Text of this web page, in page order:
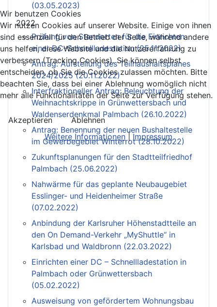
(03.05.2023)
2022
Prüfung von Standorten für die Einrichten
einer DC–Schnellladestation (25.11.2022)
Antrag: Aufstellung des Teilhaushaltsplanes
2024/2025 (20.11.2022)
Interfraktioneller Antrag: Beleuchtung der
Weihnachtskrippe in Grünwettersbach und
Waldenserdenkmal Palmbach (26.10.2022)
Antrag: Benennung der neuen Bushaltestelle
im Gewerbegebiet Winterrot (28.10.2022)
Zukunftsplanungen für den Stadtteilfriedhof
Palmbach (25.06.2022)
Nahwärme für das geplante Neubaugebiet
Esslinger- und Heidenheimer Straße
(07.02.2022)
Anbindung der Karlsruher Höhenstadtteile an
den On Demand-Verkehr „MyShuttle“ in
Karlsbad und Waldbronn (22.03.2022)
Einrichten einer DC – Schnellladestation in
Palmbach oder Grünwettersbach
(05.02.2022)
Ausweisung von gefördertem Wohnungsbau
Wir benutzen Cookies
Wir nutzen Cookies auf unserer Website. Einige von ihnen
sind essenziell für den Betrieb der Seite, während andere
uns helfen, diese Website und die Nutzererfahrung zu
verbessern (Tracking Cookies). Sie können selbst
entscheiden, ob Sie die Cookies zulassen möchten. Bitte
beachten Sie, dass bei einer Ablehnung womöglich nicht
mehr alle Funktionalitäten der Seite zur Verfügung stehen.
Akzeptieren
Ablehnen
Weitere Informationen
Impressum